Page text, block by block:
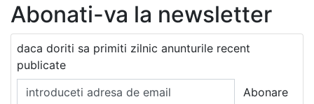
Abonati-va la newsletter
daca doriti sa primiti zilnic anunturile recent
publicate